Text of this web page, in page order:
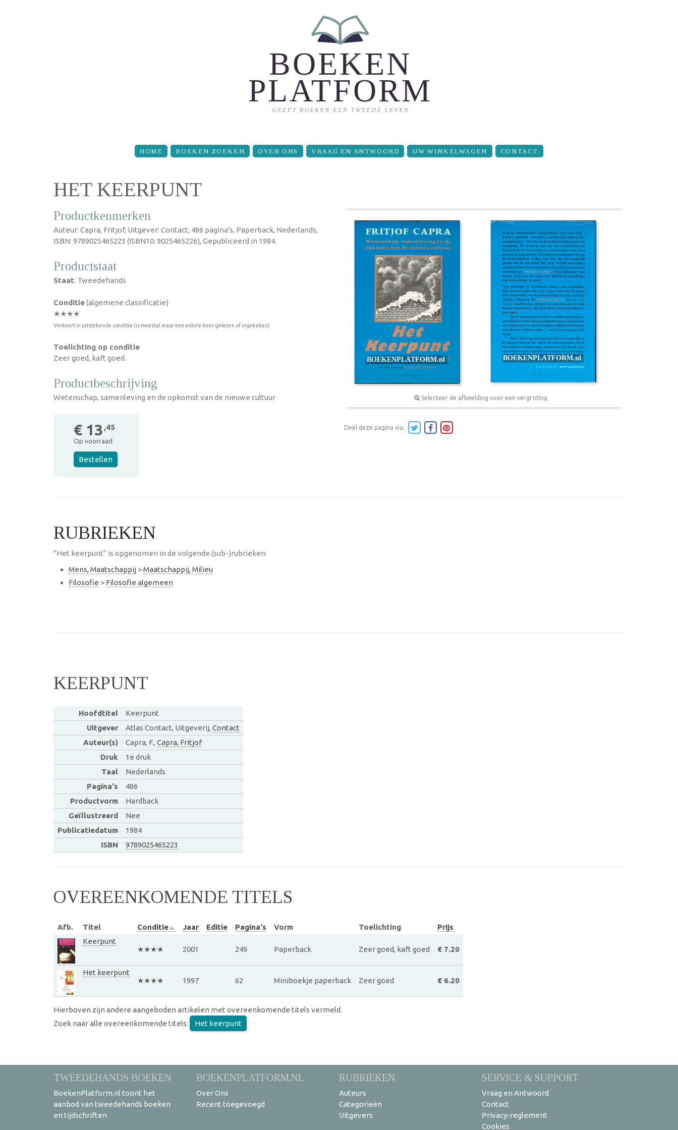
HOME BOEKEN ZOEKEN OVER ONS VRAAG EN ANTWOORD UW WINKELWAGEN CONTACT
HET KEERPUNT
Productkenmerken
Auteur: Capra, Fritjof, Uitgever: Contact, 486 pagina's, Paperback, Nederlands,
ISBN: 9789025465223 (ISBN10: 9025465226), Gepubliceerd in 1984.
Productstaat
Staat: Tweedehands
Conditie(algemene classificatie)
★★★★
Verkeert in uitstekende conditie (is meestal maar een enkele keer gelezen of ingekeken)
Toelichting op conditie
Zeer goed, kaft goed.
Productbeschrijving
Wetenschap, samenleving en de opkomst van de nieuwe cultuur
€ 13 ,45
Op voorraad
Bestellen
Selecteer de afbeelding voor een vergroting
Deel deze pagina via:
RUBRIEKEN
"Het keerpunt" is opgenomen in de volgende (sub-)rubrieken:
Mens, Maatschappij >Maatschappij, Milieu
Filosofie > Filosofie algemeen
KEERPUNT
Hoofdtitel
Keerpunt
Uitgever
Atlas Contact, Uitgeverij, Contact
Auteur(s)
Capra, F., Capra, Fritjof
Druk
1e druk
Taal
Nederlands
Pagina's
486
Productvorm
Hardback
Geïllustreerd
Nee
Publicatiedatum
1984
ISBN
9789025465223
OVEREENKOMENDE TITELS
Afb. Titel Conditie Jaar Editie Pagina's Vorm Toelichting
Prijs
Keerpunt
★★★★
2001 249 Paperback Zeer goed, kaft goed € 7.20
Het keerpunt
★★★★
1997 62 Miniboekje paperback Zeer goed € 6.20
Hierboven zijn andere aangeboden artikelen met overeenkomende titels vermeld.
Zoek naar alle overeenkomende titels:
Het keerpunt
TWEEDEHANDS BOEKEN
BoekenPlatform.nl toont het
aanbod van tweedehands boeken
en tijdschriften
BOEKENPLATFORM.NL
Over Ons
Recent toegevoegd
RUBRIEKEN
Auteurs
Categorieën
Uitgevers
SERVICE & SUPPORT
Vraag en Antwoord
Contact
Privacy-reglement
Cookies